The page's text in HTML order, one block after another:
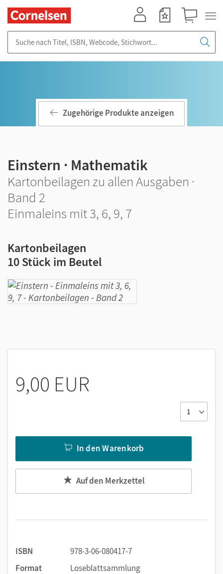
Zugehörige Produkte anzeigen
Einstern · Mathematik
Kartonbeilagen zu allen Ausgaben ·
Band 2
Einmaleins mit 3, 6, 9, 7
Kartonbeilagen
10 Stück im Beutel
9,00 EUR
In den Warenkorb
Auf den Merkzettel
ISBN
978-3-06-080417-7
Format
Loseblattsammlung